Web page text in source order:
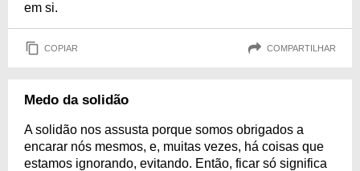
em si.
COPIAR COMPARTILHAR
Medo da solidão
A solidão nos assusta porque somos obrigados a
encarar nós mesmos, e, muitas vezes, há coisas que
estamos ignorando, evitando. Então, ficar só significa